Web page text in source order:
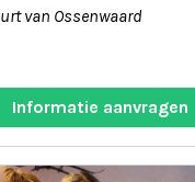
van Ossenwaard
Informatie aanvragen